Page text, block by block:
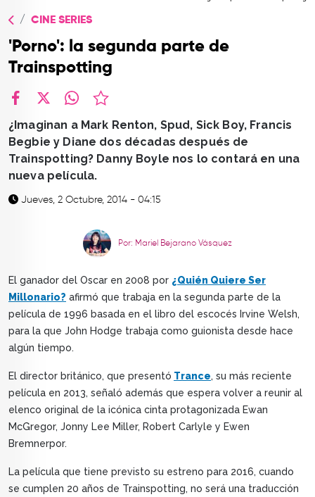
CONTACTO
CINE SERIES
'Porno': la segunda parte de
Trainspotting
¿Imaginan a Mark Renton, Spud, Sick Boy, Francis
Begbie y Diane dos décadas después de
Trainspotting? Danny Boyle nos lo contará en una
nueva película.
Jueves, 2 Octubre, 2014 - 04:15
Por: Mariel Bejarano Vásquez
El ganador del Oscar en 2008 por ¿Quién Quiere Ser
Millonario? afirmó que trabaja en la segunda parte de la
película de 1996 basada en el libro del escocés Irvine Welsh,
para la que John Hodge trabaja como guionista desde hace
algún tiempo.
El director británico, que presentó Trance, su más reciente
película en 2013, señaló además que espera volver a reunir al
elenco original de la icónica cinta protagonizada Ewan
McGregor, Jonny Lee Miller, Robert Carlyle y Ewen
Bremnerpor.
La película que tiene previsto su estreno para 2016, cuando
se cumplen 20 años de Trainspotting, no será una traducción